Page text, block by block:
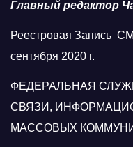
Главный редактор
Реестровая Запись
сентября 2020 г.
ФЕДЕРАЛЬНАЯ
СВЯЗИ,
МАССОВЫХ